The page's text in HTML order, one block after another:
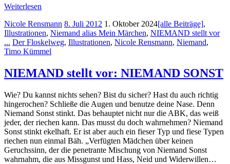
Weiterlesen
Nicole Rensmann 8. Juli 2012 1. Oktober 2024[alle Beiträge],
Illustrationen, Niemand alias Mein Märchen, NIEMAND stellt vor
... Der Floskelweg, Illustrationen, Nicole Rensmann, Niemand,
Timo Kümmel
NIEMAND stellt vor: NIEMAND SONST
Wie? Du kannst nichts sehen? Bist du sicher? Hast du auch richtig
hingerochen? Schließe die Augen und benutze deine Nase. Denn
Niemand Sonst stinkt. Das behauptet nicht nur die ABK, das weiß
jeder, der riechen kann. Das musst du doch wahrnehmen? Niemand
Sonst stinkt ekelhaft. Er ist aber auch ein fieser Typ und fiese Typen
riechen nun einmal Bäh. „Verfügten Mädchen über keinen
Geruchssinn, der die penetrante Mischung von Niemand Sonst
wahrnahm, die aus Missgunst und Hass, Neid und Widerwillen…